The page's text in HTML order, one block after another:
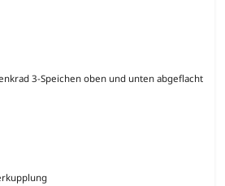
3-Speichen oben und unten abgeflacht